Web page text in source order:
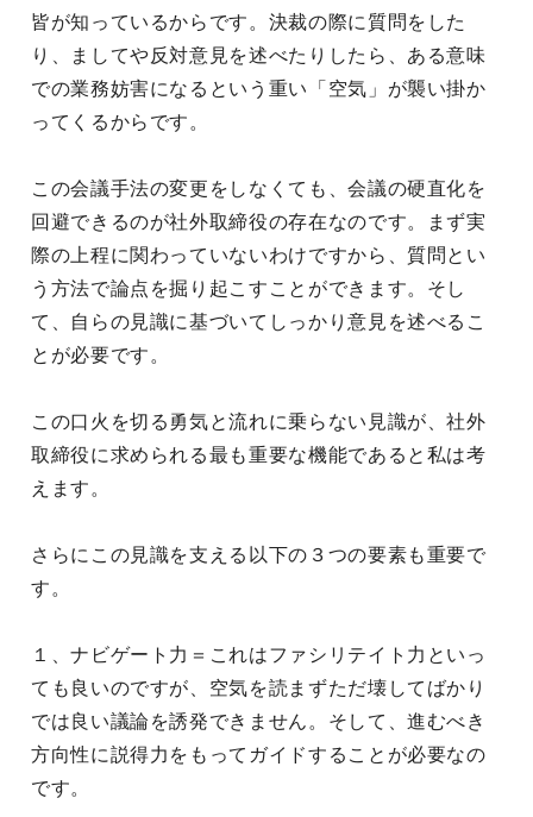
皆が知っているからです。決裁の際に質問をした
り、ましてや反対意見を述べたりしたら、ある意味
での業務妨害になるという重い「空気」が襲い掛か
ってくるからです。
この会議手法の変更をしなくても、会議の硬直化を
回避できるのが社外取締役の存在なのです。まず実
際の上程に関わっていないわけですから、質問とい
う方法で論点を掘り起こすことができます。そし
て、自らの見識に基づいてしっかり意見を述べるこ
とが必要です。
この口火を切る勇気と流れに乗らない見識が、社外
取締役に求められる最も重要な機能であると私は考
えます。
さらにこの見識を支える以下の３つの要素も重要で
す。
１、ナビゲート力＝これはファシリテイト力といっ
ても良いのですが、空気を読まずただ壊してばかり
では良い議論を誘発できません。そして、進むべき
方向性に説得力をもってガイドすることが必要なの
です。